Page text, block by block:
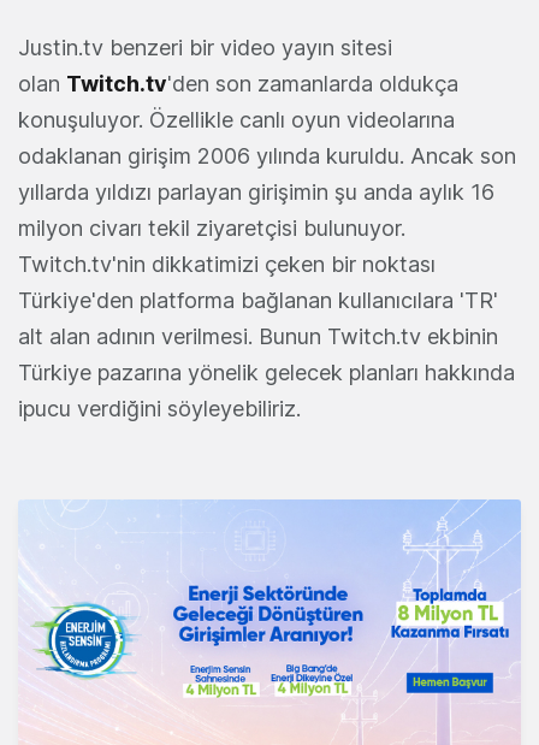
Justin.tv benzeri bir video yayın sitesi
olan Twitch.tv'den son zamanlarda oldukça
konuşuluyor. Özellikle canlı oyun videolarına
odaklanan girişim 2006 yılında kuruldu. Ancak son
yıllarda yıldızı parlayan girişimin şu anda aylık 16
milyon civarı tekil ziyaretçisi bulunuyor.
Twitch.tv'nin dikkatimizi çeken bir noktası
Türkiye'den platforma bağlanan kullanıcılara 'TR'
alt alan adının verilmesi. Bunun Twitch.tv ekbinin
Türkiye pazarına yönelik gelecek planları hakkında
ipucu verdiğini söyleyebiliriz.